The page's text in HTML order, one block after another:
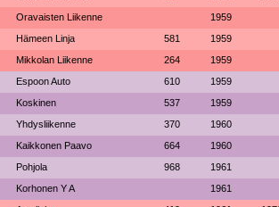
Oravaisten Liikenne 1959
Hämeen Linja 581 1959
Mikkolan Liikenne 264 1959
Espoon Auto 610 1959
Koskinen 537 1959
Yhdysliikenne 370 1960
Kaikkonen Paavo 664 1960
Pohjola 968 1961
Korhonen Y A 1961